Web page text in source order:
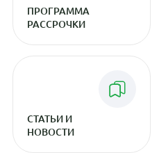
ПРОГРАММА
РАССРОЧКИ
СТАТЬИ И
НОВОСТИ